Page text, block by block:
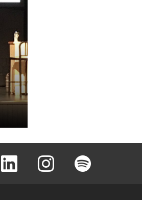
Linkedin Instagram Spotify